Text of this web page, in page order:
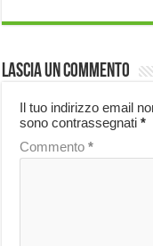
Lascia un commento
Il tuo indirizzo email
sono contrassegnati*
Commento*